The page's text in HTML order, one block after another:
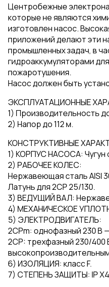
Центробежные
которые не являются
изготовлен насос.
приложений делают эти
промышленных задач, в
гидроаккумуляторами
пожаротушения.
Насос должен быть
ЭКСПЛУАТАЦИОННЫЕ
1) Производительность
2) Напор до 112 м.
КОНСТРУКТИВНЫЕ
1) КОРПУС НАСОСА: Чугун
2) РАБОЧЕЕ КОЛЕС:
Нержавеющая сталь AISI
Латунь для 2CP 25/130.
3) ВЕДУЩИЙ ВАЛ:
4) МЕХАНИЧЕСКОЕ
5) ЭЛЕКТРОДВИГАТЕЛЬ:
2CPm: однофазный 230 В
2CP: трехфазный 230/
6) ИЗОЛЯЦИЯ: класс F.
7) СТЕПЕНЬ ЗАЩИТЫ: IP